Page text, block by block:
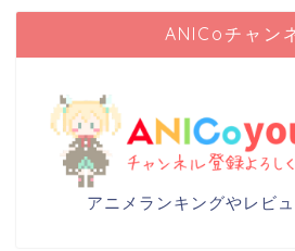
ANICoチャン
アニメランキングやレビ